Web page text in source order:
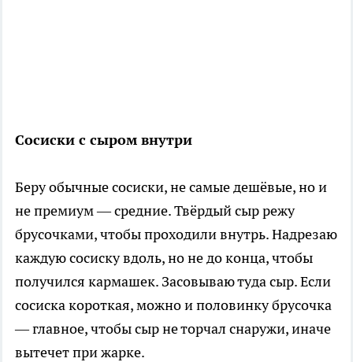
Сосиски с сыром внутри
Беру обычные сосиски, не самые дешёвые, но и
не премиум — средние. Твёрдый сыр режу
брусочками, чтобы проходили внутрь. Надрезаю
каждую сосиску вдоль, но не до конца, чтобы
получился кармашек. Засовываю туда сыр. Если
сосиска короткая, можно и половинку брусочка
— главное, чтобы сыр не торчал снаружи, иначе
вытечет при жарке.